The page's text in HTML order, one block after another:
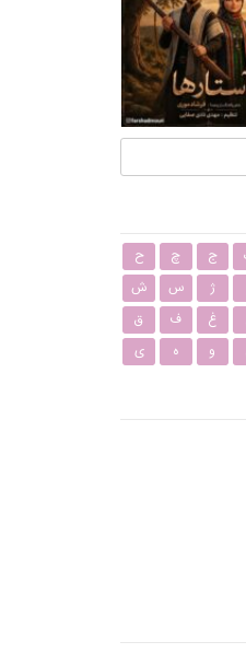
ج چ
ح
ژ س
ش
غ ف
ق
و ه ی